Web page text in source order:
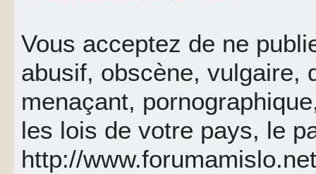
Vous acceptez de ne
abusif, obscène, vulgaire,
menaçant,
les lois de votre pays, le
http://